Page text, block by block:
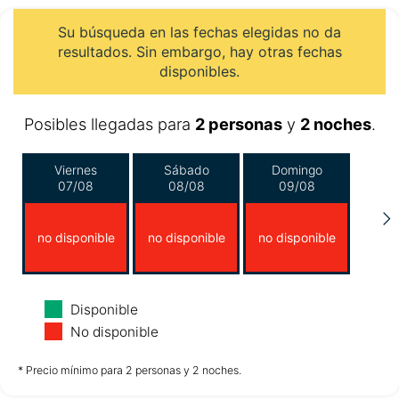
Su búsqueda en las fechas elegidas no da
resultados. Sin embargo, hay otras fechas
disponibles.
Posibles llegadas para 2 personasy 2 noches.
Viernes
07/08
no disponible
Sábado
08/08
no disponible
Domingo
09/08
no disponible
Lunes
10/08
no disponible no disponible
Disponible
No disponible
* Precio mínimo para 2 personas y 2 noches.